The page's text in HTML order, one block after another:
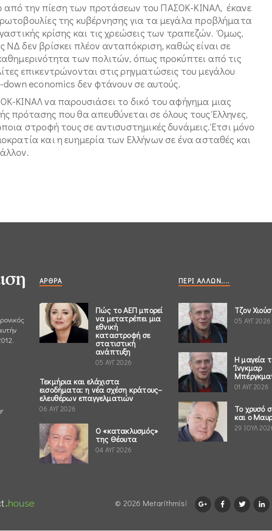
την πίεση των προτάσεων του ΠΑΣΟΚ-ΚΙΝΑΛ, έκανε
της κυβέρνησης για τα μεγάλα προβλήματα
κρίσης και τις χρεώσεις των τραπεζών. Όμως,
δεν βρίσκει πλέον ανταπόκριση, καθώς είναι σε
των πολιτών, όπως προκύπτει από τις
επικεντρώνονται στις ρηγματώσεις του μεγάλου
economics δεν φτάνουν σε αυτούς.
ΚΙΝΑΛ να παρουσιάσει το δικό του αφήγημα μιας
πρότασης που θα απευθύνεται σε όλους τους Έλληνες,
στροφή τους σε αντισυστημικές δυνάμεις. Έτσι μόνο
και η ευημερία των Ελλήνων σε ένα ασταθές και
ΆΡΘΡΑ
Πώς το ΑΕΠ μπορεί
να μετατρέπει μια
εθνική
καταστροφή σε
στατιστική
ανάπτυξη
05 ΑΥΓ 2026
Τεκμήρια και ελάχιστα
εισοδήματα: η νέα σχέση κράτους–
ελευθέρων επαγγελματιών
06 ΑΥΓ 2026
Ο «κατακλυσμός»
της Θέουτα
04 ΑΥΓ 2026
ΠΕΡΊ ΆΛΛΩΝ....
Τζον
05 ΑΥΓ 2026
Η μαγεία
Ίνγκμαρ
01 ΑΥΓ 2026
Το χρυσό
και ο
29 ΙΟΥΛ
© 2026 Μetarithmisi